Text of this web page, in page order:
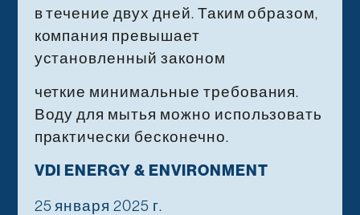
в течение двух дней. Таким образом,
компания превышает
установленный законом
четкие минимальные требования.
Воду для мытья можно использовать
практически бесконечно.
VDI ENERGY & ENVIRONMENT
25 января 2025 г.